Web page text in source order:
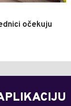
očekuju